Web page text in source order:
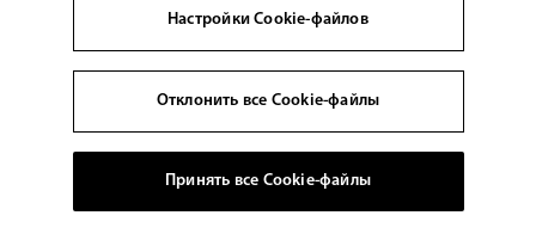
Настройки Cookie-файлов
Отклонить все Cookie-файлы
Принять все Cookie-файлы